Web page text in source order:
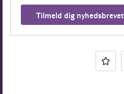
Tilmeld dig nyhedsbrevet